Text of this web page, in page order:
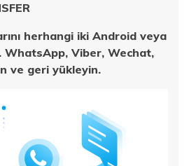
herhangi iki Android veya
WhatsApp, Viber, Wechat,
ve geri yükleyin.